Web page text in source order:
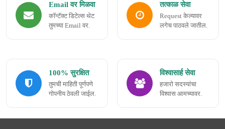
Email वर मिळवा
कॉन्टॅक्ट डिटेल्स थेट
तुमच्या Email वर.
तत्काळ सेवा
Request केल्यावर
लगेच पाठवले जातील.
100% सुरक्षित
तुमची माहिती पूर्णपणे
गोपनीय ठेवली जाईल.
विश्वासार्ह सेवा
हजारो सदस्यांचा
विश्वास आमच्यावर.